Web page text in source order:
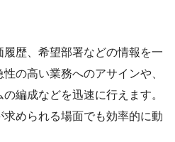
歴、希望部署などの情報を一
の高い業務へのアサインや、
編成などを迅速に行えます。
められる場面でも効率的に動